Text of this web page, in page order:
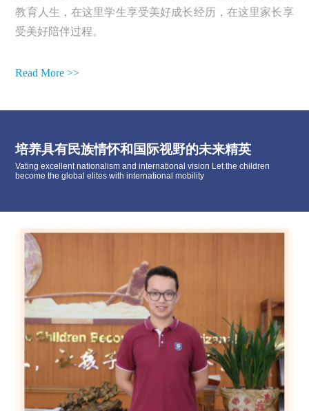
教育人生，在这里学生享受美好成长经历，在这里家长享
受美好陪伴过程。
Read More >>
培养具有民族情怀和国际视野的未来精英
Vating excellent nationalism and international vision Let the children
become the global elites with international mobility